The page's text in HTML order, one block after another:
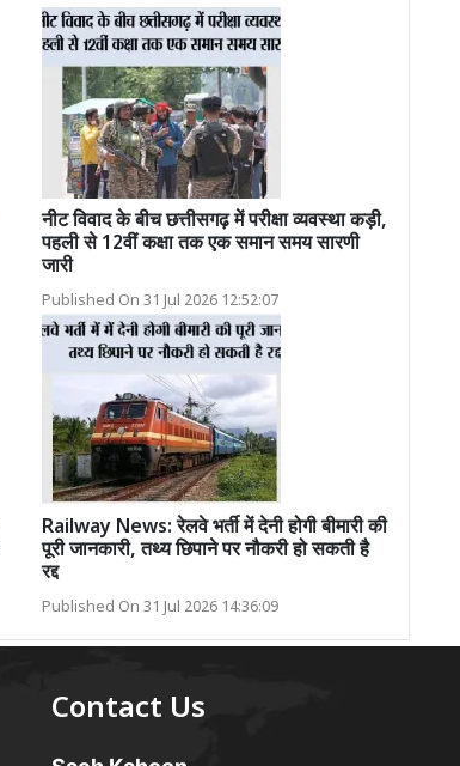
नीट विवाद के बीच छत्तीसगढ़ में परीक्षा व्यवस्था कड़ी,
पहली से 12वीं कक्षा तक एक समान समय सारणी
जारी
Published On 31 Jul 2026 12:52:07
Railway News: रेलवे भर्ती में देनी होगी बीमारी की
पूरी जानकारी, तथ्य छिपाने पर नौकरी हो सकती है
रद्द
Published On 31 Jul 2026 14:36:09
Contact Us